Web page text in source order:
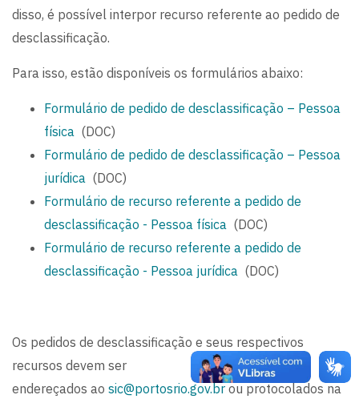
disso, é possível interpor recurso referente ao pedido de
desclassificação.
Para isso, estão disponíveis os formulários abaixo:
Formulário de pedido de desclassificação – Pessoa
física (DOC)
Formulário de pedido de desclassificação – Pessoa
jurídica (DOC)
Formulário de recurso referente a pedido de
desclassificação - Pessoa física (DOC)
Formulário de recurso referente a pedido de
desclassificação - Pessoa jurídica (DOC)
Os pedidos de desclassificação e seus respectivos
recursos devem ser
endereçados ao sic@portosrio.gov.br ou protocolados na